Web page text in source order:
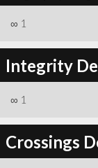
∞ 1
Integrity
∞ 1
Crossings